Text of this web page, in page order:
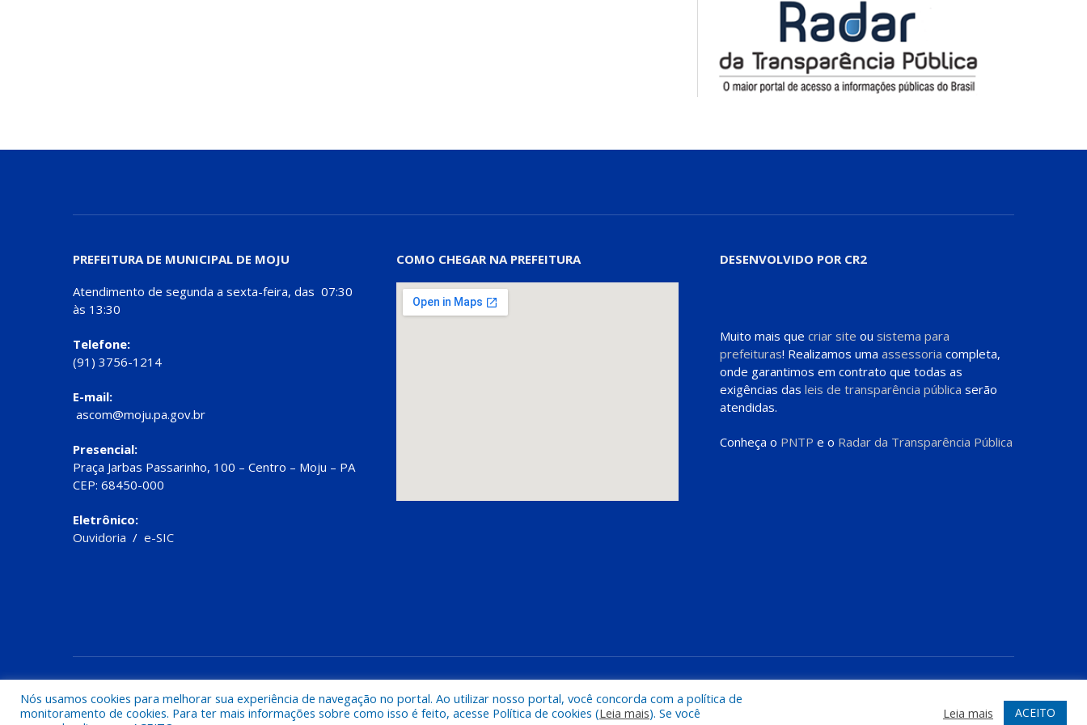
PREFEITURA DE MUNICIPAL DE MOJU
Atendimento de segunda a sexta-feira, das 07:30
às 13:30
Telefone:
(91) 3756-1214
E-mail:
ascom@moju.pa.gov.br
Presencial:
Praça Jarbas Passarinho, 100 – Centro – Moju – PA
CEP: 68450-000
Eletrônico:
Ouvidoria / e-SIC
COMO CHEGAR NA PREFEITURA DESENVOLVIDO POR CR2
Muito mais que criar site ou sistema para
prefeituras! Realizamos uma assessoria completa,
onde garantimos em contrato que todas as
exigências das leis de transparência pública serão
atendidas.
Conheça o PNTP e o Radar da Transparência Pública
Nós usamos cookies para melhorar sua experiência de navegação no portal. Ao utilizar nosso portal, você concorda com a política de
monitoramento de cookies. Para ter mais informações sobre como isso é feito, acesse Política de cookies (Leia mais). Se você
Leia mais ACEITO